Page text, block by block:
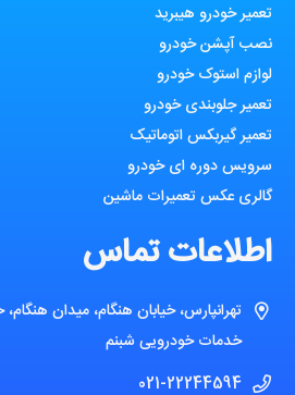
تعمیر خودرو هیبرید
نصب آپشن خودرو
لوازم استوک خودرو
تعمیر جلوبندی خودرو
تعمیر گیربکس اتوماتیک
سرویس دوره ای خودرو
گالری عکس تعمیرات ماشین
اطلاعات تماس
تهرانپارس، خیابان هنگام، میدان
خدمات خودرویی شبنم
021-22244594